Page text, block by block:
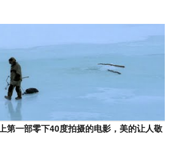
第一部零下40度拍摄的电影，美的让人敬